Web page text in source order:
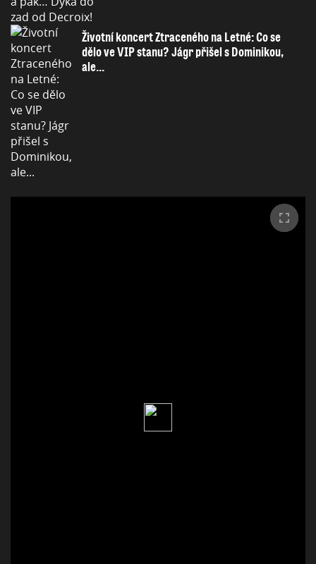
Životní koncert Ztraceného na Letné: Co se
dělo ve VIP stanu? Jágr přišel s Dominikou,
ale...